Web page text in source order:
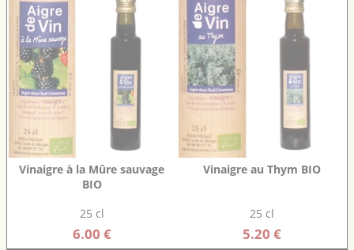
Vinaigre à la Mûre sauvage
BIO
25 cl
6.00 €
Vinaigre au Thym BIO
25 cl
5.20 €